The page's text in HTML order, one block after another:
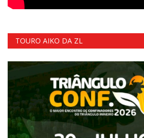
TOURO AIKO DA ZL